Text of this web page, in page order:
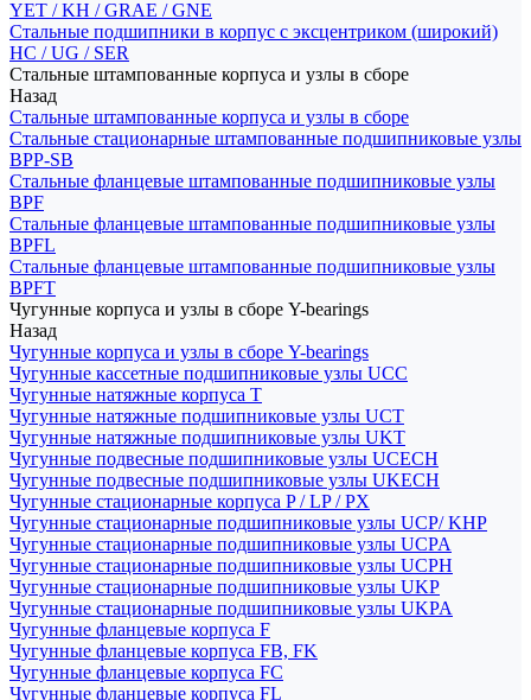
YET / KH / GRAE / GNE
Стальные подшипники в корпус с эксцентриком (широкий)
HC / UG / SER
Стальные штампованные корпуса и узлы в сборе
Назад
Стальные штампованные корпуса и узлы в сборе
Стальные стационарные штампованные подшипниковые узлы
BPP-SB
Стальные фланцевые штампованные подшипниковые узлы
BPF
Стальные фланцевые штампованные подшипниковые узлы
BPFL
Стальные фланцевые штампованные подшипниковые узлы
BPFT
Чугунные корпуса и узлы в сборе Y-bearings
Назад
Чугунные корпуса и узлы в сборе Y-bearings
Чугунные кассетные подшипниковые узлы UCC
Чугунные натяжные корпуса T
Чугунные натяжные подшипниковые узлы UCT
Чугунные натяжные подшипниковые узлы UKT
Чугунные подвесные подшипниковые узлы UCECH
Чугунные подвесные подшипниковые узлы UKECH
Чугунные стационарные корпуса P / LP / PX
Чугунные стационарные подшипниковые узлы UCP/ KHP
Чугунные стационарные подшипниковые узлы UCPA
Чугунные стационарные подшипниковые узлы UCPH
Чугунные стационарные подшипниковые узлы UKP
Чугунные стационарные подшипниковые узлы UKPA
Чугунные фланцевые корпуса F
Чугунные фланцевые корпуса FB, FK
Чугунные фланцевые корпуса FC
Чугунные фланцевые корпуса FL